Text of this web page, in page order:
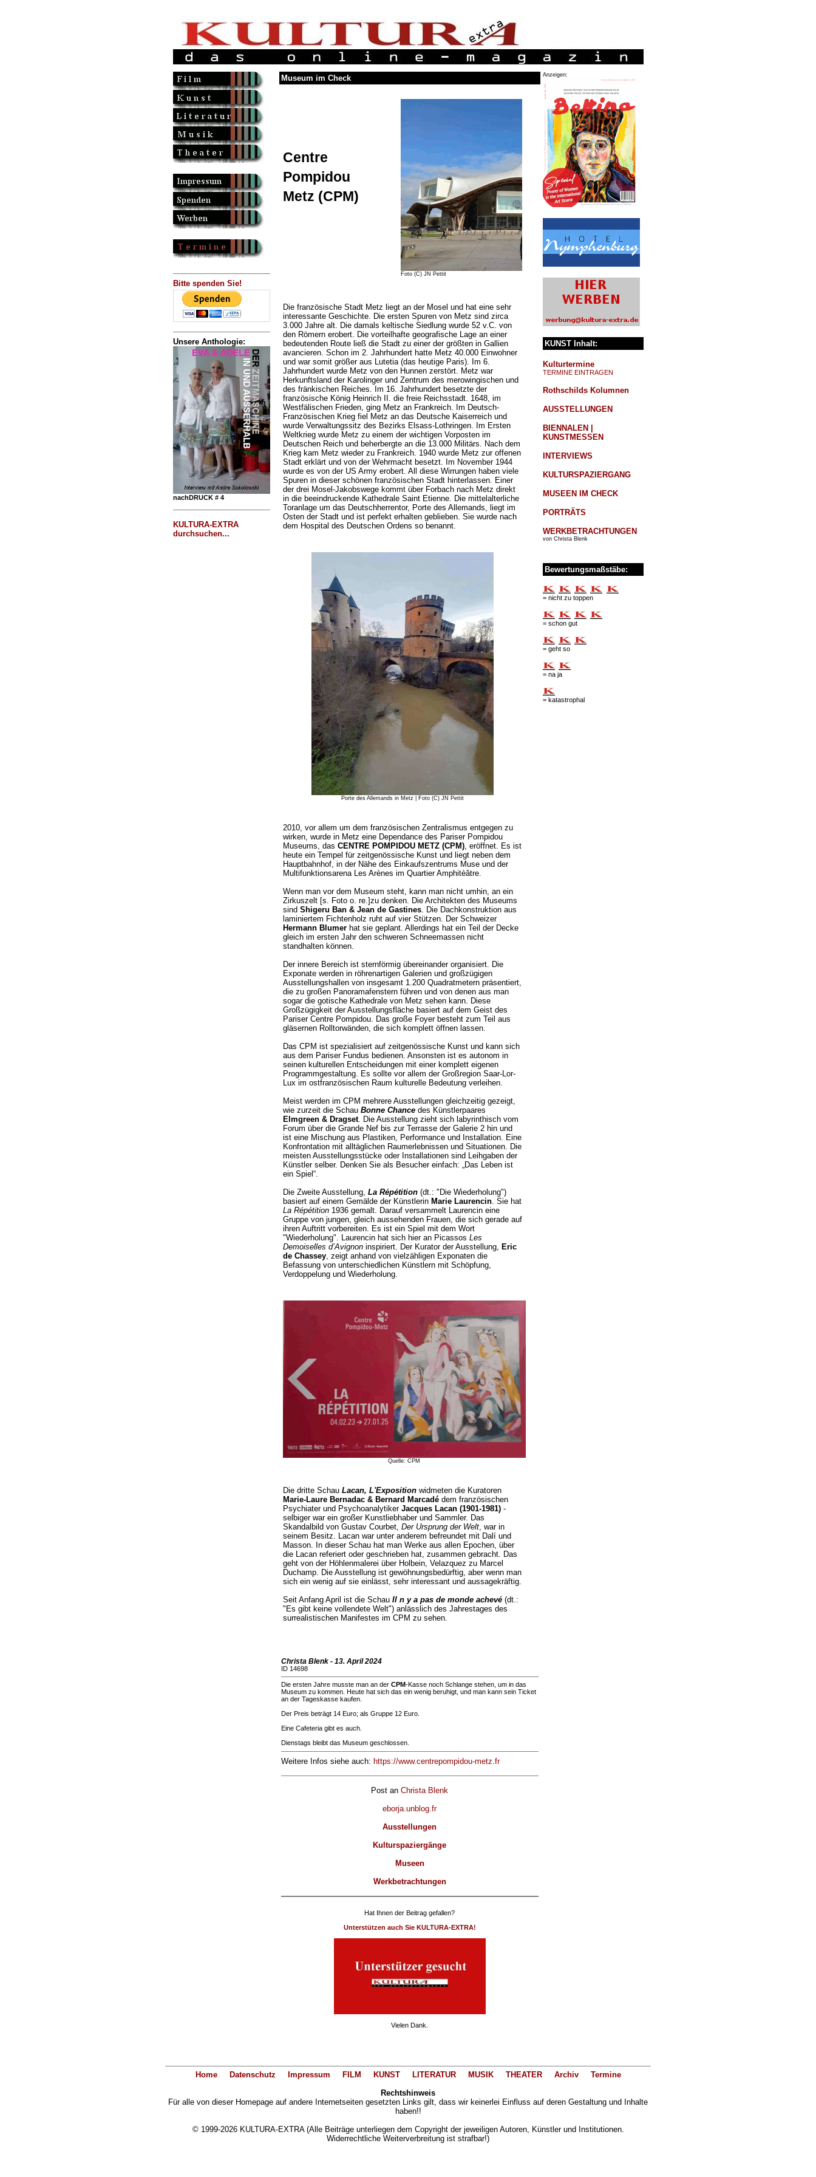
Bitte spenden Sie!
Unsere Anthologie:
nachDRUCK # 4
KULTURA-EXTRA
durchsuchen...
Museum im Check
Centre
Pompidou
Metz (CPM)
Foto (C) JN Pettit
Die französische Stadt Metz liegt an der Mosel und hat eine sehr
interessante Geschichte. Die ersten Spuren von Metz sind zirca
3.000 Jahre alt. Die damals keltische Siedlung wurde 52 v.C. von
den Römern erobert. Die vorteilhafte geografische Lage an einer
bedeutenden Route ließ die Stadt zu einer der größten in Gallien
avancieren. Schon im 2. Jahrhundert hatte Metz 40.000 Einwohner
und war somit größer aus Lutetia (das heutige Paris). Im 6.
Jahrhundert wurde Metz von den Hunnen zerstört. Metz war
Herkunftsland der Karolinger und Zentrum des merowingischen und
des fränkischen Reiches. Im 16. Jahrhundert besetzte der
französische König Heinrich II. die freie Reichsstadt. 1648, im
Westfälischen Frieden, ging Metz an Frankreich. Im Deutsch-
Französischen Krieg fiel Metz an das Deutsche Kaiserreich und
wurde Verwaltungssitz des Bezirks Elsass-Lothringen. Im Ersten
Weltkrieg wurde Metz zu einem der wichtigen Vorposten im
Deutschen Reich und beherbergte an die 13.000 Militärs. Nach dem
Krieg kam Metz wieder zu Frankreich. 1940 wurde Metz zur offenen
Stadt erklärt und von der Wehrmacht besetzt. Im November 1944
wurde es von der US Army erobert. All diese Wirrungen haben viele
Spuren in dieser schönen französischen Stadt hinterlassen. Einer
der drei Mosel-Jakobswege kommt über Forbach nach Metz direkt
in die beeindruckende Kathedrale Saint Etienne. Die mittelalterliche
Toranlage um das Deutschherrentor, Porte des Allemands, liegt im
Osten der Stadt und ist perfekt erhalten geblieben. Sie wurde nach
dem Hospital des Deutschen Ordens so benannt.
Porte des Allemands in Metz | Foto (C) JN Pettit
2010, vor allem um dem französischen Zentralismus entgegen zu
wirken, wurde in Metz eine Dependance des Pariser Pompidou
Museums, das CENTRE POMPIDOU METZ (CPM), eröffnet. Es ist
heute ein Tempel für zeitgenössische Kunst und liegt neben dem
Hauptbahnhof, in der Nähe des Einkaufszentrums Muse und der
Multifunktionsarena Les Arènes im Quartier Amphitèâtre.
Wenn man vor dem Museum steht, kann man nicht umhin, an ein
Zirkuszelt [s. Foto o. re.]zu denken. Die Architekten des Museums
sind Shigeru Ban & Jean de Gastines. Die Dachkonstruktion aus
laminiertem Fichtenholz ruht auf vier Stützen. Der Schweizer
Hermann Blumerhat sie geplant. Allerdings hat ein Teil der Decke
gleich im ersten Jahr den schweren Schneemassen nicht
standhalten können.
Der innere Bereich ist sternförmig übereinander organisiert. Die
Exponate werden in röhrenartigen Galerien und großzügigen
Ausstellungshallen von insgesamt 1.200 Quadratmetern präsentiert,
die zu großen Panoramafenstern führen und von denen aus man
sogar die gotische Kathedrale von Metz sehen kann. Diese
Großzügigkeit der Ausstellungsfläche basiert auf dem Geist des
Pariser Centre Pompidou. Das große Foyer besteht zum Teil aus
gläsernen Rolltorwänden, die sich komplett öffnen lassen.
Das CPM ist spezialisiert auf zeitgenössische Kunst und kann sich
aus dem Pariser Fundus bedienen. Ansonsten ist es autonom in
seinen kulturellen Entscheidungen mit einer komplett eigenen
Programmgestaltung. Es sollte vor allem der Großregion Saar-Lor-
Lux im ostfranzösischen Raum kulturelle Bedeutung verleihen.
Meist werden im CPM mehrere Ausstellungen gleichzeitig gezeigt,
wie zurzeit die Schau Bonne Chancedes Künstlerpaares
Elmgreen & Dragset. Die Ausstellung zieht sich labyrinthisch vom
Forum über die Grande Nef bis zur Terrasse der Galerie 2 hin und
ist eine Mischung aus Plastiken, Performance und Installation. Eine
Konfrontation mit alltäglichen Raumerlebnissen und Situationen. Die
meisten Ausstellungsstücke oder Installationen sind Leihgaben der
Künstler selber. Denken Sie als Besucher einfach: „Das Leben ist
ein Spiel“.
Die Zweite Ausstellung, La Répétition(dt.: "Die Wiederholung")
basiert auf einem Gemälde der Künstlerin Marie Laurencin. Sie hat
La Répétition1936 gemalt. Darauf versammelt Laurencin eine
Gruppe von jungen, gleich aussehenden Frauen, die sich gerade auf
ihren Auftritt vorbereiten. Es ist ein Spiel mit dem Wort
"Wiederholung". Laurencin hat sich hier an Picassos Les
Demoiselles d’Avignoninspiriert. Der Kurator der Ausstellung, Eric
de Chassey, zeigt anhand von vielzähligen Exponaten die
Befassung von unterschiedlichen Künstlern mit Schöpfung,
Verdoppelung und Wiederholung.
Quelle: CPM
Die dritte Schau Lacan, L'Expositionwidmeten die Kuratoren
Marie-Laure Bernadac & Bernard Marcadédem französischen
Psychiater und Psychoanalytiker Jacques Lacan (1901-1981)-
selbiger war ein großer Kunstliebhaber und Sammler. Das
Skandalbild von Gustav Courbet, Der Ursprung der Welt, war in
seinem Besitz. Lacan war unter anderem befreundet mit Dalí und
Masson. In dieser Schau hat man Werke aus allen Epochen, über
die Lacan referiert oder geschrieben hat, zusammen gebracht. Das
geht von der Höhlenmalerei über Holbein, Velazquez zu Marcel
Duchamp. Die Ausstellung ist gewöhnungsbedürftig, aber wenn man
sich ein wenig auf sie einlässt, sehr interessant und aussagekräftig.
Seit Anfang April ist die Schau Il n y a pas de monde achevé(dt.:
"Es gibt keine vollendete Welt") anlässlich des Jahrestages des
surrealistischen Manifestes im CPM zu sehen.
Christa Blenk - 13. April 2024
ID 14698
Die ersten Jahre musste man an der CPM-Kasse noch Schlange stehen, um in das
Museum zu kommen. Heute hat sich das ein wenig beruhigt, und man kann sein Ticket
an der Tageskasse kaufen.
Der Preis beträgt 14 Euro; als Gruppe 12 Euro.
Eine Cafeteria gibt es auch.
Dienstags bleibt das Museum geschlossen.
Weitere Infos siehe auch: https://www.centrepompidou-metz.fr
Post an Christa Blenk
eborja.unblog.fr
Ausstellungen
Kulturspaziergänge
Museen
Werkbetrachtungen
Hat Ihnen der Beitrag gefallen?
Unterstützen auch Sie KULTURA-EXTRA!
Vielen Dank.
Anzeigen:
KUNST Inhalt:
Kulturtermine
TERMINE EINTRAGEN
Rothschilds Kolumnen
AUSSTELLUNGEN
BIENNALEN |
KUNSTMESSEN
INTERVIEWS
KULTURSPAZIERGANG
MUSEEN IM CHECK
PORTRÄTS
WERKBETRACHTUNGEN
von Christa Blenk
Bewertungsmaßstäbe:
= nicht zu toppen
= schon gut
= geht so
= na ja
= katastrophal
Home Datenschutz Impressum FILM KUNST LITERATUR MUSIK THEATER Archiv
Termine
Rechtshinweis
Für alle von dieser Homepage auf andere Internetseiten gesetzten Links gilt, dass wir keinerlei Einfluss auf deren Gestaltung und Inhalte
haben!!
© 1999-2026 KULTURA-EXTRA (Alle Beiträge unterliegen dem Copyright der jeweiligen Autoren, Künstler und Institutionen.
Widerrechtliche Weiterverbreitung ist strafbar!)